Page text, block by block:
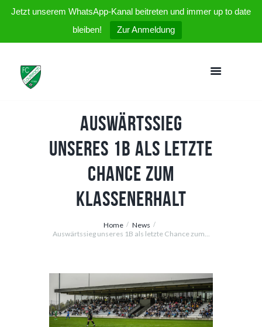
Jetzt unserem WhatsApp-Kanal beitreten und immer up to date
bleiben!
Zur Anmeldung
Auswärtssieg
unseres 1B als letzte
Chance zum
Klassenerhalt
Home
News
Auswärtssieg unseres 1B als letzte Chance zum...